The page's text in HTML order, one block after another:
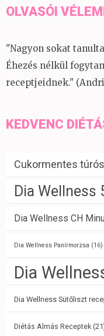
OLVASÓI
"Nagyon sokat
Éhezés nélkül
receptjeidnek."
KEDVENC
Cukormentes
Dia Wellness
Dia Wellness CH
Dia Wellness Panírmorzsa (16)
Dia
Dia Wellness Sütőliszt
Diétás Almás Receptek